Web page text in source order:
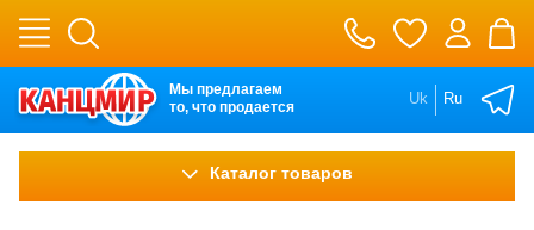
Мы предлагаем
то, что продается
Uk Ru
Каталог товаров